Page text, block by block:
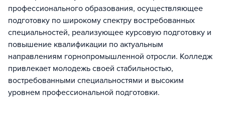
профессионального образования, осуществляющее
подготовку по широкому спектру востребованных
специальностей, реализующее курсовую подготовку и
повышение квалификации по актуальным
направлениям горнопромышленной отросли. Колледж
привлекает молодежь своей стабильностью,
востребованными специальностями и высоким
уровнем профессиональной подготовки.